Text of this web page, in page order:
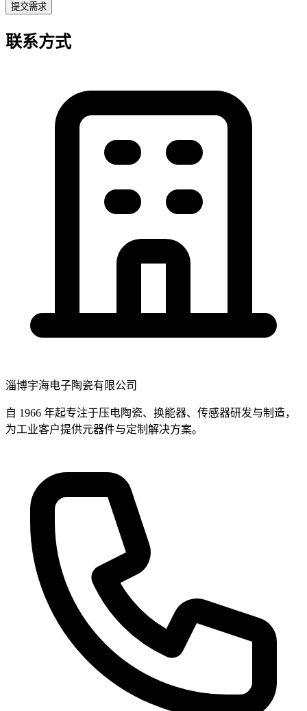
提交需求
联系方式
淄博宇海电子陶瓷有限公司
自 1966 年起专注于压电陶瓷、换能器、传感器研发与制造，
为工业客户提供元器件与定制解决方案。